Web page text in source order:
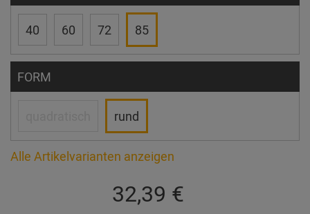
40 60 72 85
FORM
rund
Alle Artikelvarianten anzeigen
32,39 €